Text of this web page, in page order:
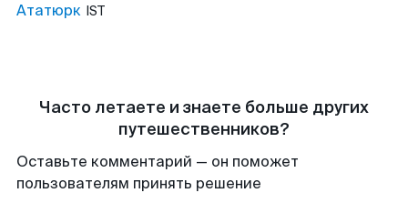
Ататюрк IST
Часто летаете и знаете больше других
путешественников?
Оставьте комментарий — он поможет
пользователям принять решение